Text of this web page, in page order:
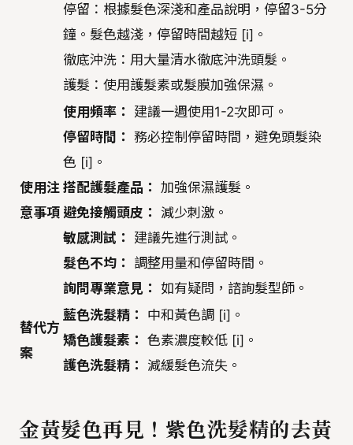
停留：根據髮色深淺和產品說明，停留3-5分
鐘。髮色越淺，停留時間越短 [i]。
徹底沖洗：用大量清水徹底沖洗頭髮。
護髮：使用護髮素或髮膜加強保濕。
使用注
意事項
使用頻率：
建議一週使用1-2次即可。
停留時間： 務必控制停留時間，避免頭髮染
色 [i]。
搭配護髮產品： 加強保濕護髮。
避免接觸頭皮：
減少刺激。
敏感測試：
建議先進行測試。
髮色不均：
調整用量和停留時間。
詢問專業意見： 如有疑問，諮詢髮型師。
替代方
案
藍色洗髮精：
中和黃色調 [i]。
矯色護髮素： 色素濃度較低 [i]。
護色洗髮精：
減緩髮色流失。
金黃髮色再見！紫色洗髮精的去黃